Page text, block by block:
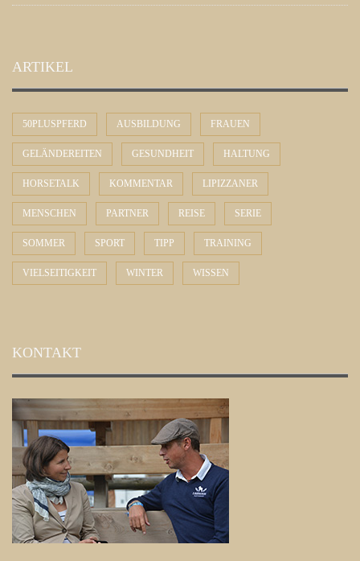
ARTIKEL
50PLUSPFERD AUSBILDUNG FRAUEN
GELÄNDEREITEN GESUNDHEIT HALTUNG
HORSETALK KOMMENTAR LIPIZZANER
MENSCHEN PARTNER REISE SERIE
SOMMER SPORT TIPP TRAINING
VIELSEITIGKEIT WINTER WISSEN
KONTAKT